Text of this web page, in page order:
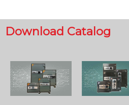
Download Catalog